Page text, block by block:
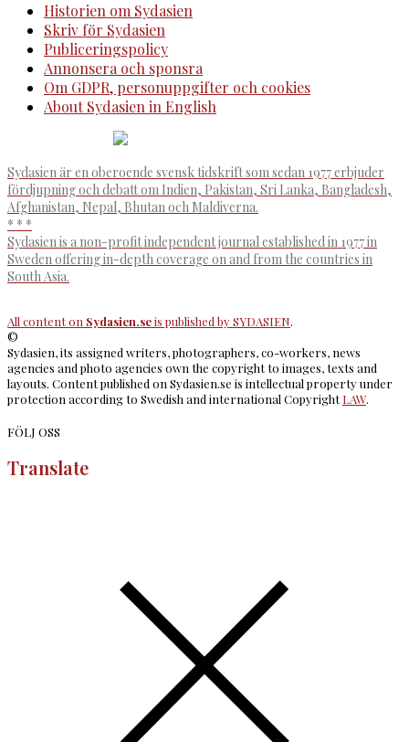
Historien om Sydasien
Skriv för Sydasien
Publiceringspolicy
Annonsera och sponsra
Om GDPR, personuppgifter och cookies
About Sydasien in English
Sydasien är en oberoende svensk tidskrift som sedan 1977 erbjuder
fördjupning och debatt om Indien, Pakistan, Sri Lanka, Bangladesh,
Afghanistan, Nepal, Bhutan och Maldiverna.
* * *
Sydasien is a non-profit independent journal established in 1977 in
Sweden offering in-depth coverage on and from the countries in
South Asia.
All content on Sydasien.seis published bySYDASIEN.
©
Sydasien, its assigned writers, photographers, co-workers, news
agencies and photo agencies own the copyright to images, texts and
layouts. Content published on Sydasien.se is intellectual property under
protection according to Swedish and international CopyrightLAW.
FÖLJ OSS
Translate